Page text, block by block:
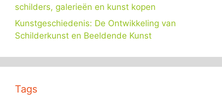
schilders, galerieën en kunst kopen
Kunstgeschiedenis: De Ontwikkeling van
Schilderkunst en Beeldende Kunst
Tags